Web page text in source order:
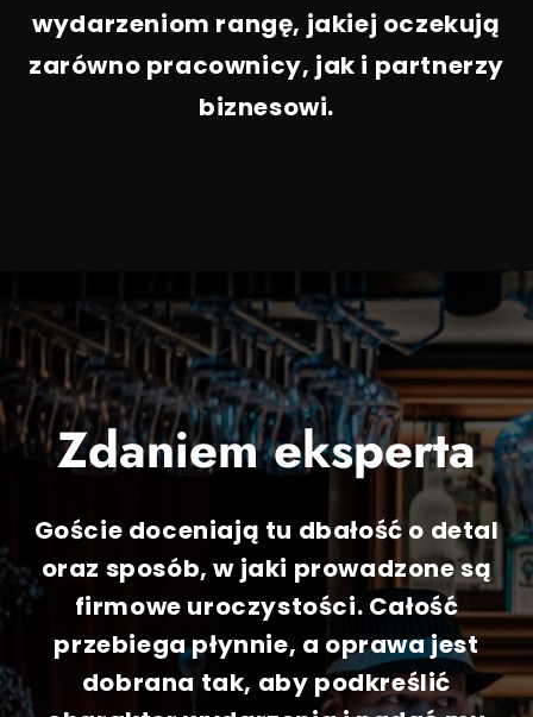
wydarzeniom rangę, jakiej oczekują
zarówno pracownicy, jak i partnerzy
biznesowi.
Zdaniem eksperta
Goście doceniają tu dbałość o detal
oraz sposób, w jaki prowadzone są
firmowe uroczystości. Całość
przebiega płynnie, a oprawa jest
dobrana tak, aby podkreślić